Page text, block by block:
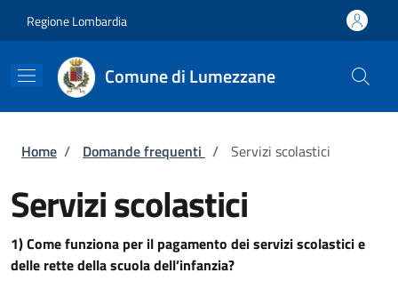
Regione Lombardia
Comune di Lumezzane
Briciole di pane
Home / Domande frequenti / Servizi scolastici
Servizi scolastici
1) Come funziona per il pagamento dei servizi scolastici e
delle rette della scuola dell’infanzia?